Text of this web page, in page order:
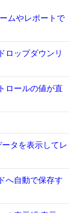
ムやレポートで
ロップダウンリ
ロールの値が直
タを表示してレ
へ自動で保存す